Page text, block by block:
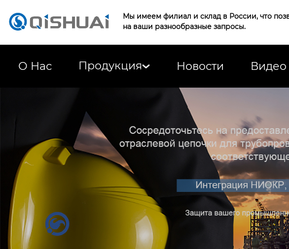
Мы имеем филиал и склад в России, что
на ваши разнообразные запросы.
О Нас Продукция Новости Видео